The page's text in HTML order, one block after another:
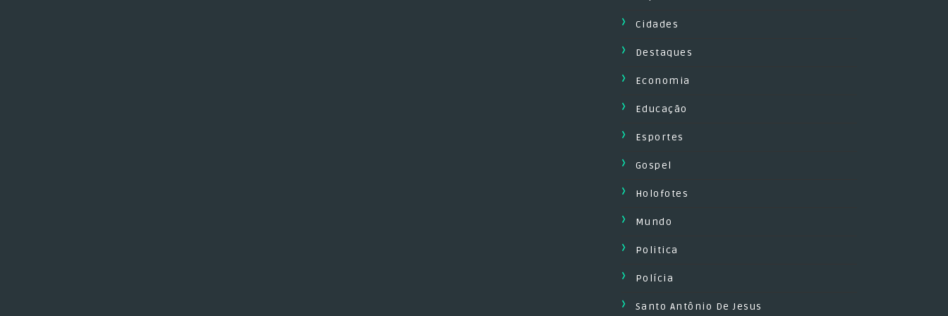
Cidades
Destaques
Economia
Educação
Esportes
Gospel
Holofotes
Mundo
Politica
Polícia
Santo Antônio De Jesus